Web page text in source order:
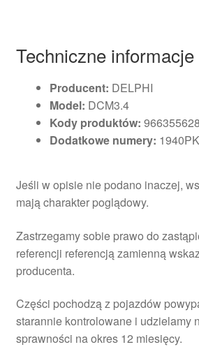
Techniczne informacje
Producent: DELPHI
Model: DCM3.4
Kody produktów:
Dodatkowe numery:
Jeśli w opisie nie podano inaczej,
mają charakter poglądowy.
Zastrzegamy sobie prawo do
referencji referencją zamienną
producenta.
Części pochodzą z pojazdów
starannie kontrolowane i udzielamy
sprawności na okres 12 miesięcy.